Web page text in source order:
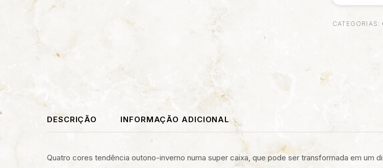
CATEGORIAS:
DESCRIÇÃO INFORMAÇÃO ADICIONAL
Quatro cores tendência outono-inverno numa super caixa, que pode ser transformada em um